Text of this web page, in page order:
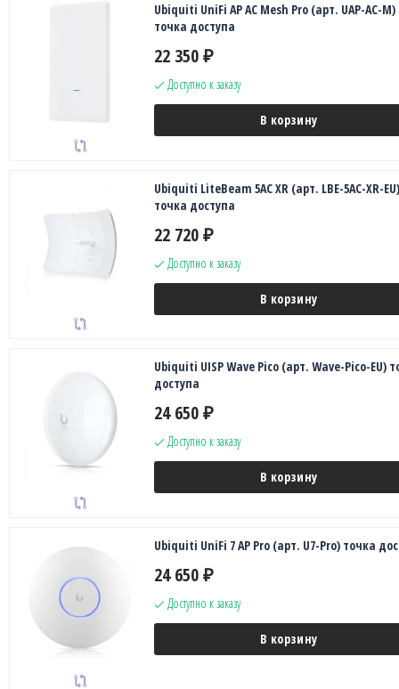
Ubiquiti UniFi AP AC Mesh Pro (арт. UAP-AC-M)
точка доступа
22 350 ₽
Доступно к заказу
В корзину
Ubiquiti LiteBeam 5AC XR (арт. LBE-5AC-XR-EU)
точка доступа
22 720 ₽
Доступно к заказу
В корзину
Ubiquiti UISP Wave Pico (арт. Wave-Pico-EU)
доступа
24 650 ₽
Доступно к заказу
В корзину
Ubiquiti UniFi 7 AP Pro (арт. U7-Pro) точка
24 650 ₽
Доступно к заказу
В корзину